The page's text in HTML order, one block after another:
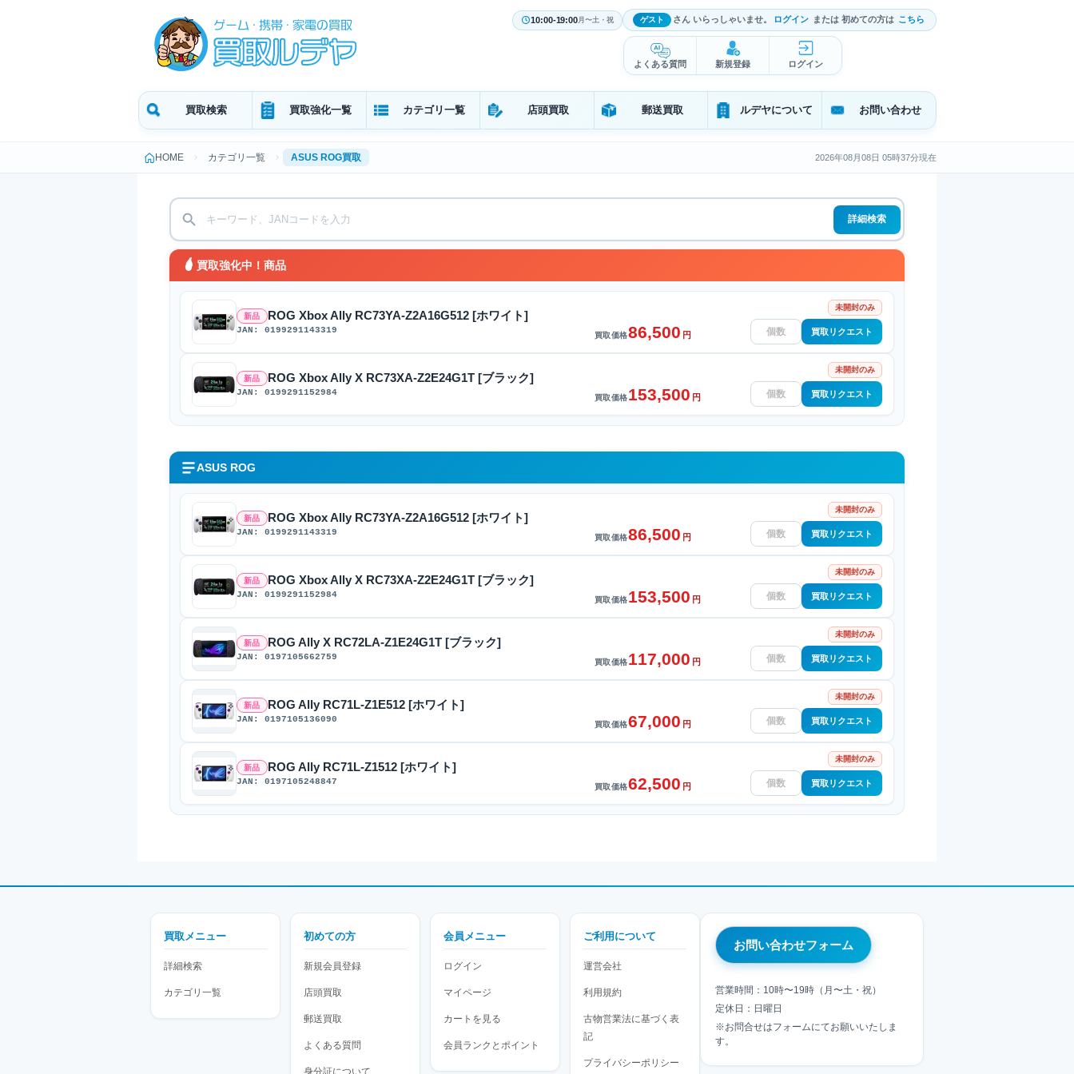
10:00-19:00月〜土・祝 ゲスト さん いらっしゃいませ。 ログイン または 初めての方は こちら
よくある質問 新規登録 ログイン
買取検索 買取強化一覧 カテゴリ一覧 店頭買取 郵送買取 ルデヤについて お問い合わせ
HOME カテゴリ一覧 ASUS ROG買取 2026年08月08日 05時37分現在
詳細検索
買取強化中！商品
新品 ROG Xbox Ally RC73YA-Z2A16G512 [ホワイト]
JAN: 0199291143319
未開封のみ
買取価格86,500 円 買取リクエスト
新品 ROG Xbox Ally X RC73XA-Z2E24G1T [ブラック]
JAN: 0199291152984
未開封のみ
買取価格153,500 円 買取リクエスト
ASUS ROG
新品 ROG Xbox Ally RC73YA-Z2A16G512 [ホワイト]
JAN: 0199291143319
未開封のみ
買取価格86,500 円 買取リクエスト
新品 ROG Xbox Ally X RC73XA-Z2E24G1T [ブラック]
JAN: 0199291152984
未開封のみ
買取価格153,500 円 買取リクエスト
新品 ROG Ally X RC72LA-Z1E24G1T [ブラック]
JAN: 0197105662759
未開封のみ
買取価格117,000 円 買取リクエスト
新品 ROG Ally RC71L-Z1E512 [ホワイト]
JAN: 0197105136090
未開封のみ
買取価格67,000 円 買取リクエスト
新品 ROG Ally RC71L-Z1512 [ホワイト]
JAN: 0197105248847
未開封のみ
買取価格62,500 円 買取リクエスト
買取メニュー
詳細検索
カテゴリ一覧
初めての方
新規会員登録
店頭買取
郵送買取
よくある質問
身分証について
会員メニュー
ログイン
マイページ
カートを見る
会員ランクとポイント
ご利用について
運営会社
利用規約
古物営業法に基づく表
記
プライバシーポリシー
お問い合わせフォーム
営業時間：10時〜19時（月〜土・祝）
定休日：日曜日
※お問合せはフォームにてお願いいたしま
す。